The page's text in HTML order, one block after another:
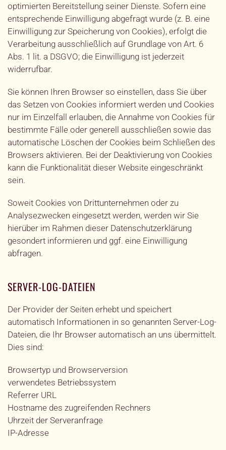
optimierten Bereitstellung seiner Dienste. Sofern eine
entsprechende Einwilligung abgefragt wurde (z. B. eine
Einwilligung zur Speicherung von Cookies), erfolgt die
Verarbeitung ausschließlich auf Grundlage von Art. 6
Abs. 1 lit. a DSGVO; die Einwilligung ist jederzeit
widerrufbar.
Sie können Ihren Browser so einstellen, dass Sie über
das Setzen von Cookies informiert werden und Cookies
nur im Einzelfall erlauben, die Annahme von Cookies für
bestimmte Fälle oder generell ausschließen sowie das
automatische Löschen der Cookies beim Schließen des
Browsers aktivieren. Bei der Deaktivierung von Cookies
kann die Funktionalität dieser Website eingeschränkt
sein.
Soweit Cookies von Drittunternehmen oder zu
Analysezwecken eingesetzt werden, werden wir Sie
hierüber im Rahmen dieser Datenschutzerklärung
gesondert informieren und ggf. eine Einwilligung
abfragen.
SERVER-LOG-DATEIEN
Der Provider der Seiten erhebt und speichert
automatisch Informationen in so genannten Server-Log-
Dateien, die Ihr Browser automatisch an uns übermittelt.
Dies sind:
Browsertyp und Browserversion
verwendetes Betriebssystem
Referrer URL
Hostname des zugreifenden Rechners
Uhrzeit der Serveranfrage
IP-Adresse